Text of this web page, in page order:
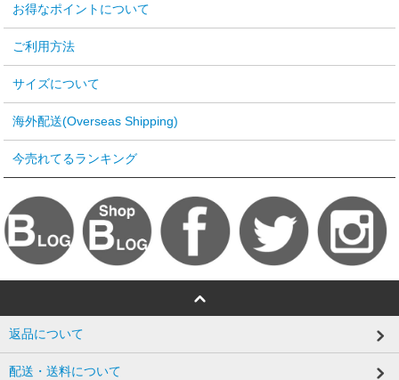
お得なポイントについて
ご利用方法
サイズについて
海外配送(Overseas Shipping)
今売れてるランキング
返品について
配送・送料について